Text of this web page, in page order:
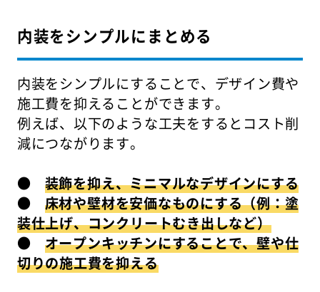
内装をシンプルにまとめる
内装をシンプルにすることで、デザイン費や
施工費を抑えることができます。
例えば、以下のような工夫をするとコスト削
減につながります。
● 装飾を抑え、ミニマルなデザインにする
● 床材や壁材を安価なものにする（例：塗
装仕上げ、コンクリートむき出しなど）
● オープンキッチンにすることで、壁や仕
切りの施工費を抑える